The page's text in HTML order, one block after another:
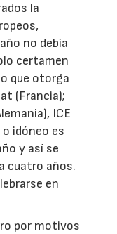
la
no debía
certamen
que otorga
(Francia);
ICE
idóneo es
y así se
cuatro años.
en
por motivos